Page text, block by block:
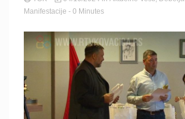
Manifestacije - 0 Minutes